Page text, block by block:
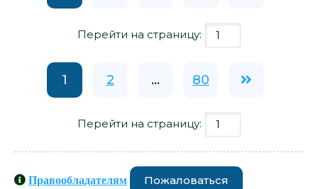
Перейти на страницу:
1 2 ... 80
Перейти на страницу:
Правообладателям Пожаловаться